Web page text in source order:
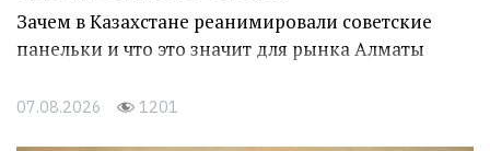
Зачем в Казахстане реанимировали советские
панельки и что это значит для рынка Алматы
07.08.2026 1201